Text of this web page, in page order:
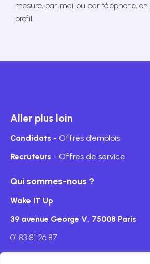
mesure, par mail ou par téléphone,
profil.
Aller plus loin
Candidats - Offres d’emplois
Recruteurs - Offres de service
Qui sommes-nous ?
Wake IT Up
39 avenue George V, 75008 Paris
01 83 81 26 87